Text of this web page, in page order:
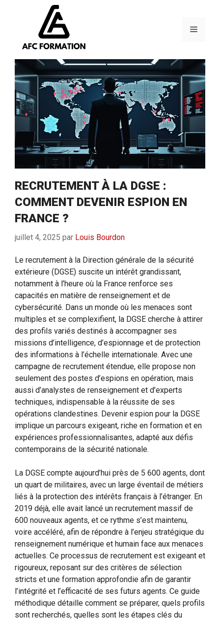
Menu
RECRUTEMENT À LA DGSE :
COMMENT DEVENIR ESPION EN
FRANCE ?
juillet 4, 2025 par Louis Bourdon
Le recrutement à la Direction générale de la sécurité
extérieure (DGSE) suscite un intérêt grandissant,
notamment à l’heure où la France renforce ses
capacités en matière de renseignement et de
cybersécurité. Dans un monde où les menaces sont
multiples et se complexifient, la DGSE cherche à attirer
des profils variés destinés à accompagner ses
missions d’intelligence, d’espionnage et de protection
des informations à l’échelle internationale. Avec une
campagne de recrutement étendue, elle propose non
seulement des postes d’espions en opération, mais
aussi d’analystes de renseignement et d’experts
techniques, indispensable à la réussite de ses
opérations clandestines. Devenir espion pour la DGSE
implique un parcours exigeant, riche en formation et en
expériences professionnalisantes, adapté aux défis
contemporains de la sécurité nationale.
La DGSE compte aujourd’hui près de 5 600 agents, dont
un quart de militaires, avec un large éventail de métiers
liés à la protection des intérêts français à l’étranger. En
2019 déjà, elle avait lancé un recrutement massif de
600 nouveaux agents, et ce rythme s’est maintenu,
voire accéléré, afin de répondre à l’enjeu stratégique du
renseignement numérique et humain face aux menaces
actuelles. Ce processus de recrutement est exigeant et
rigoureux, reposant sur des critères de sélection
stricts et une formation approfondie afin de garantir
l’intégrité et l’efficacité de ses futurs agents. Ce guide
méthodique détaille comment se préparer, quels profils
sont recherchés, quelles sont les étapes clés du